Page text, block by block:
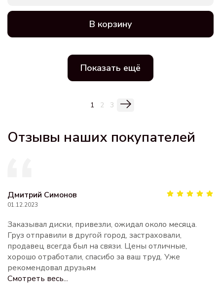
В корзину
Показать ещё
1 2 3
Отзывы наших покупателей
Дмитрий Симонов
01.12.2023
Заказывал диски, привезли, ожидал около месяца.
Груз отправили в другой город, застраховали,
продавец всегда был на связи. Цены отличные,
хорошо отработали, спасибо за ваш труд. Уже
рекомендовал друзьям
Смотреть весь...